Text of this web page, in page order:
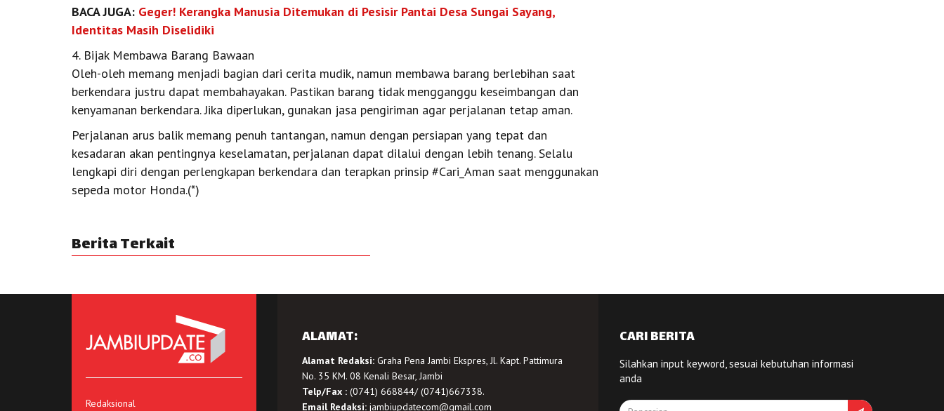
BACA JUGA: Geger! Kerangka Manusia Ditemukan di Pesisir Pantai Desa Sungai Sayang,
Identitas Masih Diselidiki
4. Bijak Membawa Barang Bawaan
Oleh-oleh memang menjadi bagian dari cerita mudik, namun membawa barang berlebihan saat
berkendara justru dapat membahayakan. Pastikan barang tidak mengganggu keseimbangan dan
kenyamanan berkendara. Jika diperlukan, gunakan jasa pengiriman agar perjalanan tetap aman.
Perjalanan arus balik memang penuh tantangan, namun dengan persiapan yang tepat dan
kesadaran akan pentingnya keselamatan, perjalanan dapat dilalui dengan lebih tenang. Selalu
lengkapi diri dengan perlengkapan berkendara dan terapkan prinsip #Cari_Aman saat menggunakan
sepeda motor Honda.(*)
Berita Terkait
Redaksional
ALAMAT:
Alamat Redaksi:Graha Pena Jambi Ekspres, Jl. Kapt. Pattimura
No. 35 KM. 08 Kenali Besar, Jambi
Telp/Fax :(0741) 668844/ (0741)667338.
Email Redaksi: jambiupdatecom@gmail.com
CARI BERITA
Silahkan input keyword, sesuai kebutuhan informasi
anda